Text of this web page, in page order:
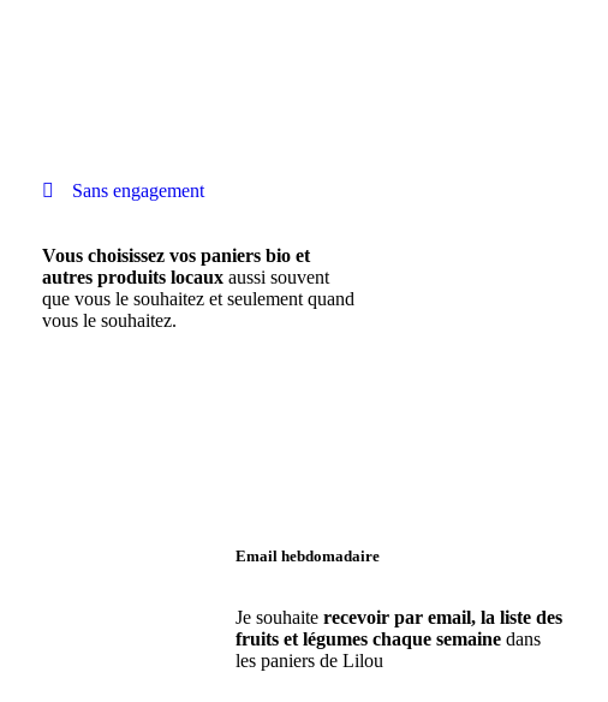
Sans engagement
Vous choisissez vos paniers bio et
autres produits locaux aussi souvent
que vous le souhaitez et seulement quand
vous le souhaitez.
Email hebdomadaire
Je souhaite recevoir par email, la liste des
fruits et légumes chaque semaine dans
les paniers de Lilou